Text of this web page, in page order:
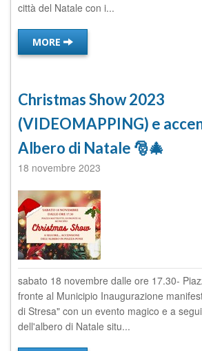
città del Natale con i...
MORE
Christmas Show 2023
(VIDEOMAPPING) e
Albero di Natale 🎅🎄
18 novembre 2023
sabato 18 novembre dalle ore 17.30-
fronte al Municipio Inaugurazione
di Stresa" con un evento magico e a
dell'albero di Natale situ...